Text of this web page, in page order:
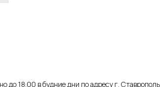
до 18:00 в будние дни по адресу г.